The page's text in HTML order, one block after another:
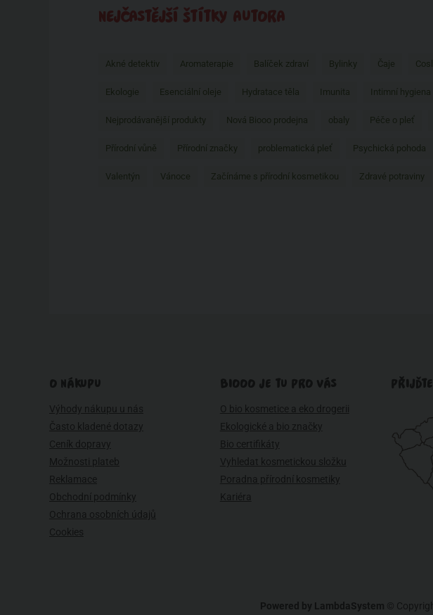
NEJČASTĚJŠÍ ŠTÍTKY AUTORA
Akné detektiv Aromaterapie Balíček zdraví Bylinky Čaje
Ekologie Esenciální oleje Hydratace těla Imunita Intimní hygiena
Nejprodávanější produkty Nová Biooo prodejna obaly Péče o pleť
Přírodní vůně Přírodní značky problematická pleť Psychická pohoda
Valentýn Vánoce Začínáme s přírodní kosmetikou Zdravé potraviny
O NÁKUPU
Výhody nákupu u nás
Často kladené dotazy
Ceník dopravy
Možnosti plateb
Reklamace
Obchodní podmínky
Ochrana osobních údajů
Cookies
BIOOO JE TU PRO VÁS
O bio kosmetice a eko drogerii
Ekologické a bio značky
Bio certifikáty
Vyhledat kosmetickou složku
Poradna přírodní kosmetiky
Kariéra
Powered by LambdaSystem ©